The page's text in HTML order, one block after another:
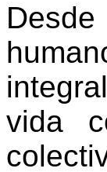
vida